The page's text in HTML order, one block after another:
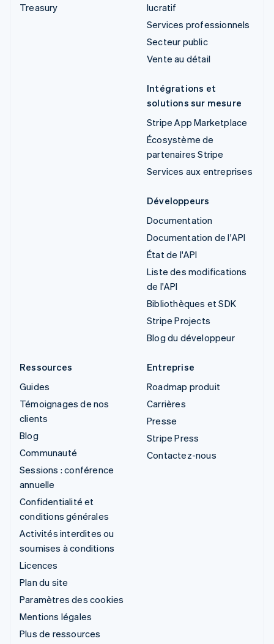
Treasury
lucratif
Services professionnels
Secteur public
Vente au détail
Intégrations et
solutions sur mesure
Stripe App Marketplace
Écosystème de
partenaires Stripe
Services aux entreprises
Développeurs
Documentation
Documentation de l'API
État de l'API
Liste des modifications
de l'API
Bibliothèques et SDK
Stripe Projects
Blog du développeur
Ressources
Guides
Témoignages de nos
clients
Blog
Communauté
Sessions : conférence
annuelle
Confidentialité et
conditions générales
Activités interdites ou
soumises à conditions
Licences
Plan du site
Paramètres des cookies
Mentions légales
Plus de ressources
Entreprise
Roadmap produit
Carrières
Presse
Stripe Press
Contactez-nous